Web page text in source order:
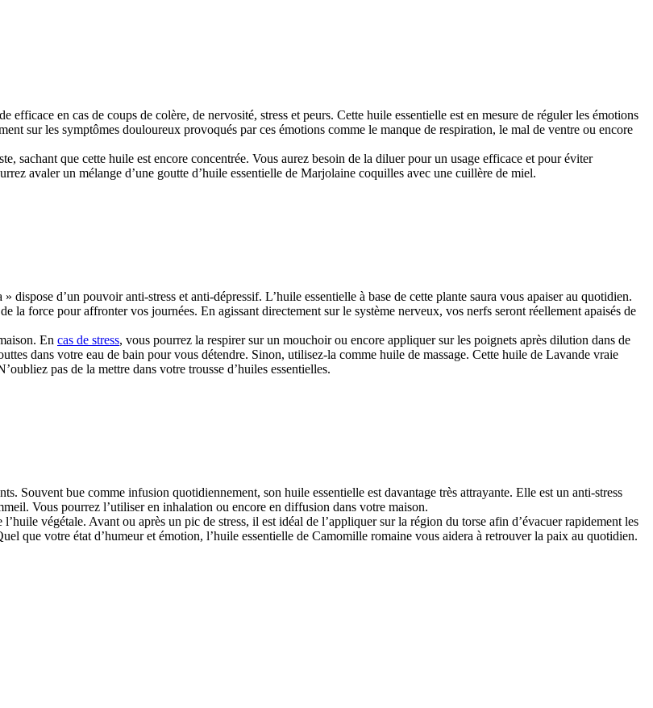
en cas de coups de colère, de nervosité, stress et peurs. Cette huile essentielle est en mesure de réguler les émotions
sur les symptômes douloureux provoqués par ces émotions comme le manque de respiration, le mal de ventre ou encore
sachant que cette huile est encore concentrée. Vous aurez besoin de la diluer pour un usage efficace et pour éviter
avaler un mélange d’une goutte d’huile essentielle de Marjolaine coquilles avec une cuillère de miel.
d’un pouvoir anti-stress et anti-dépressif. L’huile essentielle à base de cette plante saura vous apaiser au quotidien.
la force pour affronter vos journées. En agissant directement sur le système nerveux, vos nerfs seront réellement apaisés de
En cas de stress, vous pourrez la respirer sur un mouchoir ou encore appliquer sur les poignets après dilution dans de
dans votre eau de bain pour vous détendre. Sinon, utilisez-la comme huile de massage. Cette huile de Lavande vraie
pas de la mettre dans votre trousse d’huiles essentielles.
Souvent bue comme infusion quotidiennement, son huile essentielle est davantage très attrayante. Elle est un anti-stress
Vous pourrez l’utiliser en inhalation ou encore en diffusion dans votre maison.
végétale. Avant ou après un pic de stress, il est idéal de l’appliquer sur la région du torse afin d’évacuer rapidement les
que votre état d’humeur et émotion, l’huile essentielle de Camomille romaine vous aidera à retrouver la paix au quotidien.